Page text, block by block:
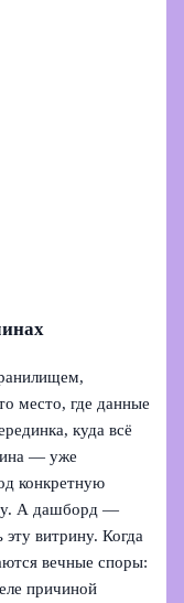
место, где данные
куда всё
— уже
конкретную
А дашборд —
эту витрину. Когда
вечные споры:
причиной